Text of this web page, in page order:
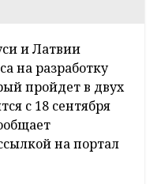
и Латвии
на разработку
пройдет в двух
с 18 сентября
на портал